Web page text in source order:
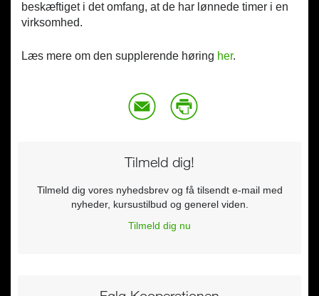
beskæftiget i det omfang, at de har lønnede timer i en
virksomhed.
Læs mere om den supplerende høring her.
Tilmeld dig!
Tilmeld dig vores nyhedsbrev og få tilsendt e-mail med
nyheder, kursustilbud og generel viden.
Tilmeld dig nu